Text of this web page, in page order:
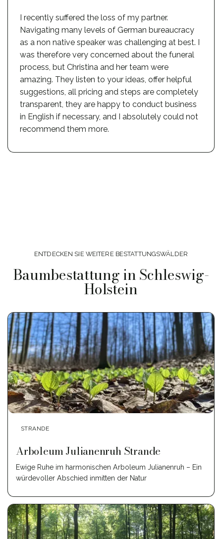
I recently suffered the loss of my partner.
Navigating many levels of German bureaucracy
as a non native speaker was challenging at best. I
was therefore very concerned about the funeral
process, but Christina and her team were
amazing. They listen to your ideas, offer helpful
suggestions, all pricing and steps are completely
transparent, they are happy to conduct business
in English if necessary, and I absolutely could not
recommend them more.
ENTDECKEN SIE WEITERE BESTATTUNGSWÄLDER
Baumbestattung in Schleswig-
Holstein
STRANDE
Arboleum Julianenruh Strande
Ewige Ruhe im harmonischen Arboleum Julianenruh – Ein
würdevoller Abschied inmitten der Natur